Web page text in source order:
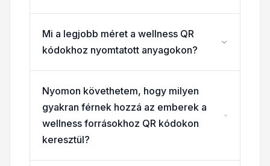
Mi a legjobb méret a wellness QR
kódokhoz nyomtatott anyagokon?
Nyomon követhetem, hogy milyen
gyakran férnek hozzá az emberek a
wellness forrásokhoz QR kódokon
keresztül?